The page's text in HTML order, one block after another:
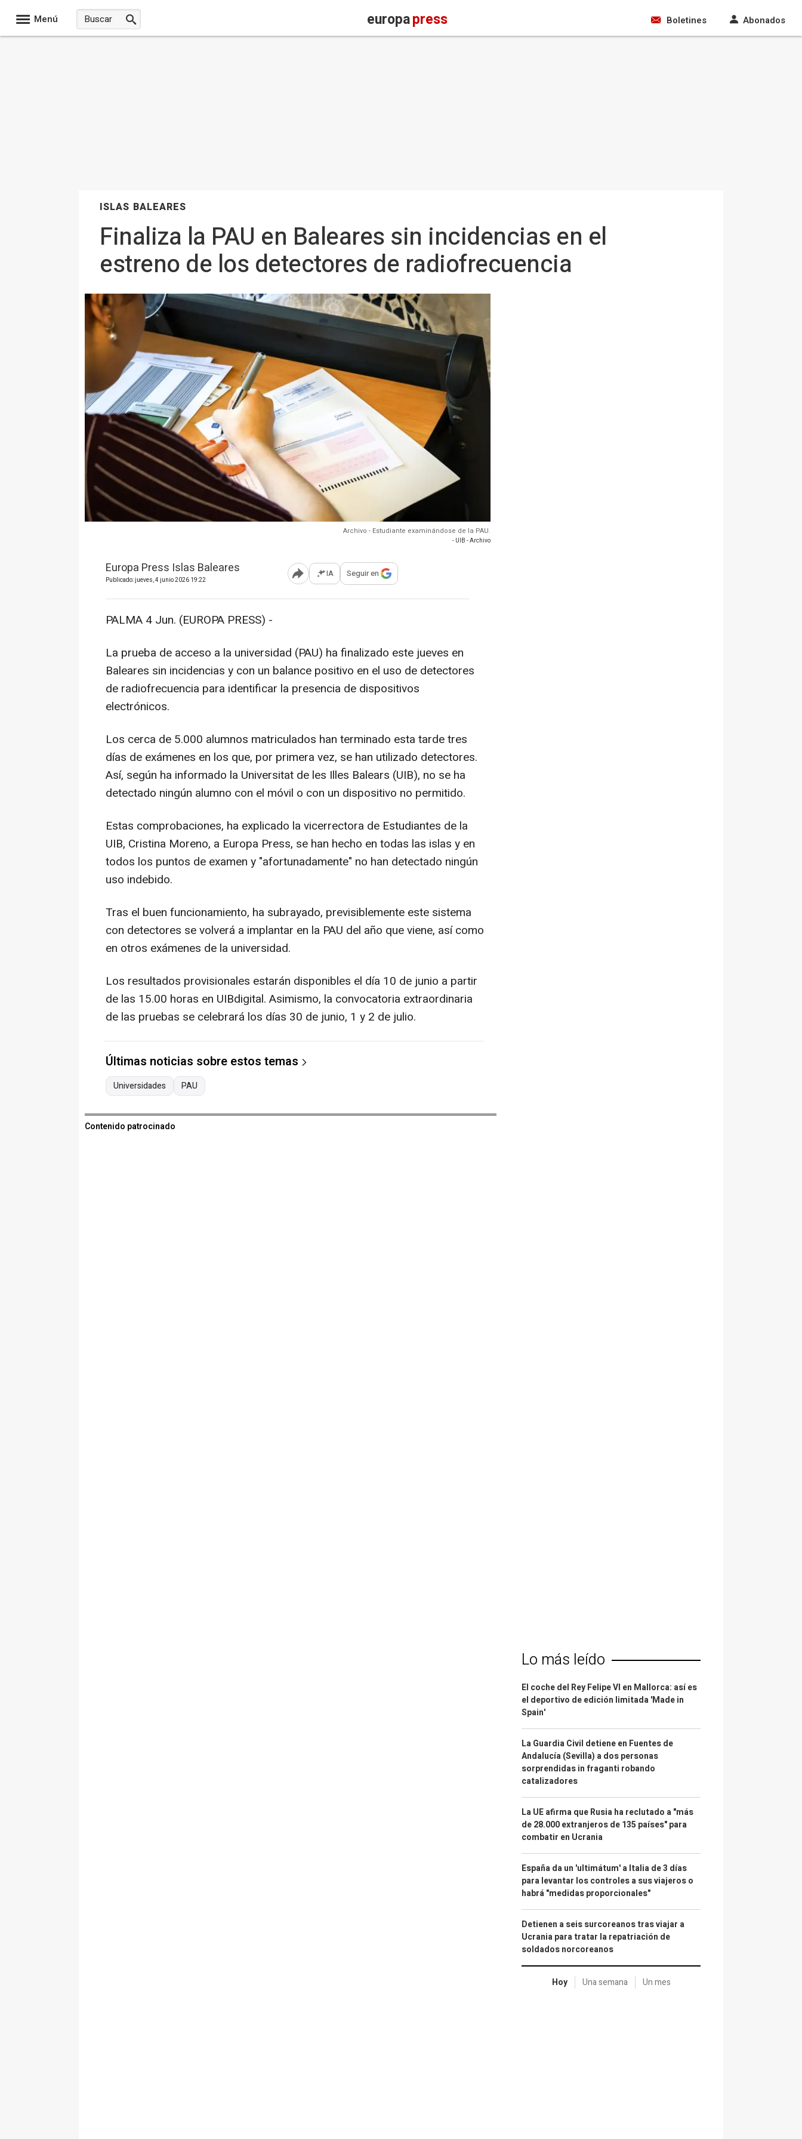
Menú europapress Boletines Abonados
ISLAS BALEARES
Finaliza la PAU en Baleares sin incidencias en el
estreno de los detectores de radiofrecuencia
Archivo - Estudiante examinándose de la PAU.
- UIB - Archivo
Europa Press Islas Baleares
Publicado: jueves, 4 junio 2026 19:22 Abrir opciones para compartir
IA Seguir en
PALMA 4 Jun. (EUROPA PRESS) -
La prueba de acceso a la universidad (PAU) ha finalizado este jueves en
Baleares sin incidencias y con un balance positivo en el uso de detectores
de radiofrecuencia para identificar la presencia de dispositivos
electrónicos.
Los cerca de 5.000 alumnos matriculados han terminado esta tarde tres
días de exámenes en los que, por primera vez, se han utilizado detectores.
Así, según ha informado la Universitat de les Illes Balears (UIB), no se ha
detectado ningún alumno con el móvil o con un dispositivo no permitido.
Estas comprobaciones, ha explicado la vicerrectora de Estudiantes de la
UIB, Cristina Moreno, a Europa Press, se han hecho en todas las islas y en
todos los puntos de examen y "afortunadamente" no han detectado ningún
uso indebido.
Tras el buen funcionamiento, ha subrayado, previsiblemente este sistema
con detectores se volverá a implantar en la PAU del año que viene, así como
en otros exámenes de la universidad.
Los resultados provisionales estarán disponibles el día 10 de junio a partir
de las 15.00 horas en UIBdigital. Asimismo, la convocatoria extraordinaria
de las pruebas se celebrará los días 30 de junio, 1 y 2 de julio.
Últimas noticias sobre estos temas
Universidades PAU
Contenido patrocinado
Lo más leído
El coche del Rey Felipe VI en Mallorca: así es
el deportivo de edición limitada 'Made in
Spain'
La Guardia Civil detiene en Fuentes de
Andalucía (Sevilla) a dos personas
sorprendidas in fraganti robando
catalizadores
La UE afirma que Rusia ha reclutado a "más
de 28.000 extranjeros de 135 países" para
combatir en Ucrania
España da un 'ultimátum' a Italia de 3 días
para levantar los controles a sus viajeros o
habrá "medidas proporcionales"
Detienen a seis surcoreanos tras viajar a
Ucrania para tratar la repatriación de
soldados norcoreanos
Hoy Una semana Un mes